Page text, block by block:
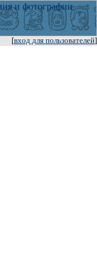
[вход для пользователей]